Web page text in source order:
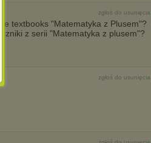
zgłoś do usunięcia
textbooks "Matematyka z Plusem"?
z serii "Matematyka z plusem"?
zgłoś do usunięcia